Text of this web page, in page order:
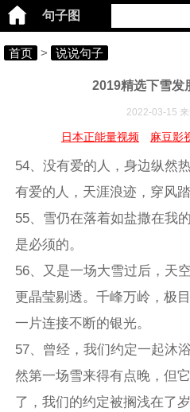
句子图
首页 > 说说句子
2019精选下雪发
2022-03-15 来
日本正能量视频 麻豆影
54、没有爱的人，身边纵然
有爱的人，天涯浪迹，穿风
55、雪仍在落着如盐撒在我
是必须的。
56、又是一场大雪过后，天
更晶莹剔透。千峰万岭，极
一片连接不断的银光。
57、曾经，我们约定一起沐
然第一场雪来得有点晚，但
了，我们的约定被搁浅在了岁